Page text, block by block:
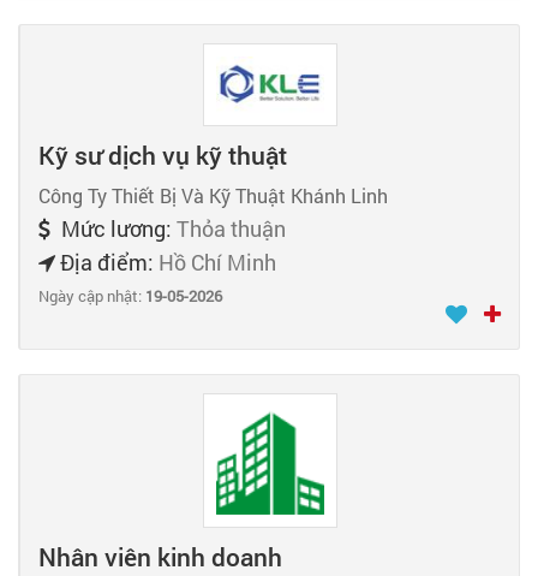
Kỹ sư dịch vụ kỹ thuật
Công Ty Thiết Bị Và Kỹ Thuật Khánh Linh
Mức lương: Thỏa thuận
Địa điểm: Hồ Chí Minh
Ngày cập nhật: 19-05-2026
Nhân viên kinh doanh